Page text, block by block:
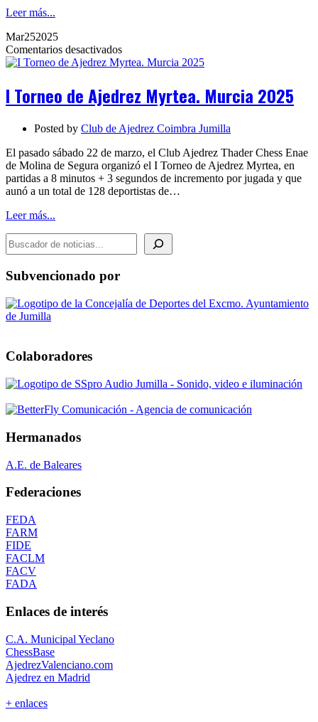
Leer más...
Mar252025
Comentarios desactivadosen
I
Ajedrez
Murcia
2025
I Torneo de Ajedrez Myrtea. Murcia 2025
Posted by Club de Ajedrez Coimbra Jumilla
El pasado sábado 22 de marzo, el Club Ajedrez Thader Chess Enae
de Molina de Segura organizó el I Torneo de Ajedrez Myrtea, en
partidas a 8 minutos + 3 segundos de incremento por jugada y que
aunó a un total de 128 deportistas de…
Leer más...
BUSCADOR DE NOTICIAS
Subvencionado por
Colaboradores
Hermanados
A.E. de Baleares
Federaciones
FEDA
FARM
FIDE
FACLM
FACV
FADA
Enlaces de interés
C.A. Municipal Yeclano
ChessBase
AjedrezValenciano.com
Ajedrez en Madrid
+ enlaces